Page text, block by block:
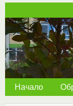
Начало